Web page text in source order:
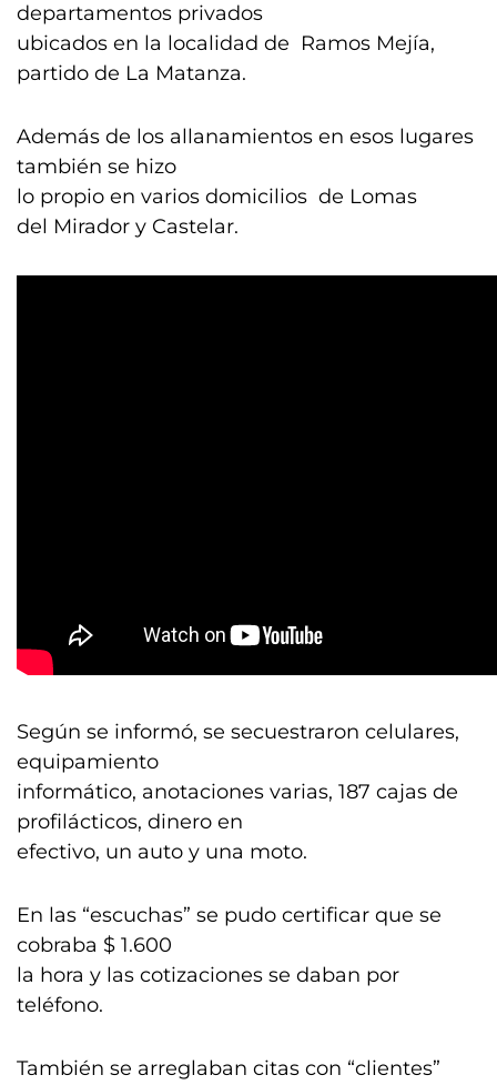
departamentos privados
ubicados en la localidad de Ramos Mejía,
partido de La Matanza.
Además de los allanamientos en esos lugares
también se hizo
lo propio en varios domicilios de Lomas
del Mirador y Castelar.
Según se informó, se secuestraron celulares,
equipamiento
informático, anotaciones varias, 187 cajas de
profilácticos, dinero en
efectivo, un auto y una moto.
En las “escuchas” se pudo certificar que se
cobraba $ 1.600
la hora y las cotizaciones se daban por
teléfono.
También se arreglaban citas con “clientes”